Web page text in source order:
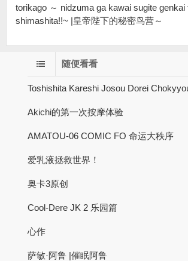
torikago ～ nidzuma ga kawai sugite genkai
shimashita!!~ |皇帝陛下的秘密鸟营～
随便看看
Toshishita Kareshi Josou Dorei
Akichi的第一次按摩体验
AMATOU-06 COMIC FO 命运大秩序
爱乳液拯救世界！
奥卡3原创
Cool-Dere JK 2 乐园篇
心作
萨敏·阿鲁 |催眠阿鲁